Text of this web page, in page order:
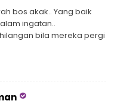
bos akak.. Yang baik
ingatan..
bila mereka pergi